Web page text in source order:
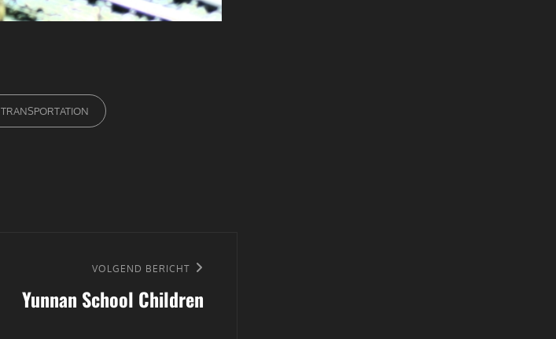
TRANSPORTATION
VOLGEND BERICHT
Yunnan School Children